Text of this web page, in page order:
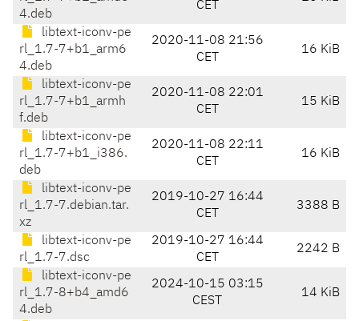
4.deb
CET
libtext-iconv-pe
rl_1.7-7+b1_arm6
4.deb
2020-11-08 21:56
CET
16 KiB
libtext-iconv-pe
rl_1.7-7+b1_armh
f.deb
2020-11-08 22:01
CET
15 KiB
libtext-iconv-pe
rl_1.7-7+b1_i386.
deb
2020-11-08 22:11
CET
16 KiB
libtext-iconv-pe
rl_1.7-7.debian.tar.
xz
2019-10-27 16:44
CET
3388 B
libtext-iconv-pe
rl_1.7-7.dsc
2019-10-27 16:44
CET
2242 B
libtext-iconv-pe
rl_1.7-8+b4_amd6
4.deb
2024-10-15 03:15
CEST
14 KiB